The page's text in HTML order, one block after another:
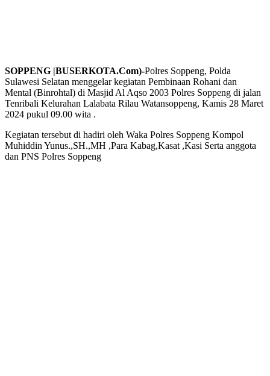
SOPPENG |BUSERKOTA.Com)-Polres Soppeng, Polda
Sulawesi Selatan menggelar kegiatan Pembinaan Rohani dan
Mental (Binrohtal) di Masjid Al Aqso 2003 Polres Soppeng di jalan
Tenribali Kelurahan Lalabata Rilau Watansoppeng, Kamis 28 Maret
2024 pukul 09.00 wita .
Kegiatan tersebut di hadiri oleh Waka Polres Soppeng Kompol
Muhiddin Yunus.,SH.,MH ,Para Kabag,Kasat ,Kasi Serta anggota
dan PNS Polres Soppeng